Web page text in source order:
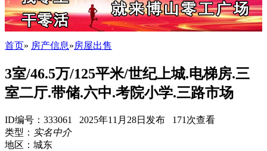
首页» 房产信息»房屋出售
3室/46.5万/125平米/世纪上城.电梯房.三
室二厅.带储.六中.考院小学.三路市场
ID编号：333061 2025年11月28日发布 171次查看
类型： 实名中介
地区：城东